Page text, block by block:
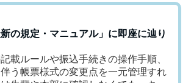
の規定・マニュアル」に即座に辿り
載ルールや振込手続きの操作手順、
う帳票様式の変更点を一元管理すれ